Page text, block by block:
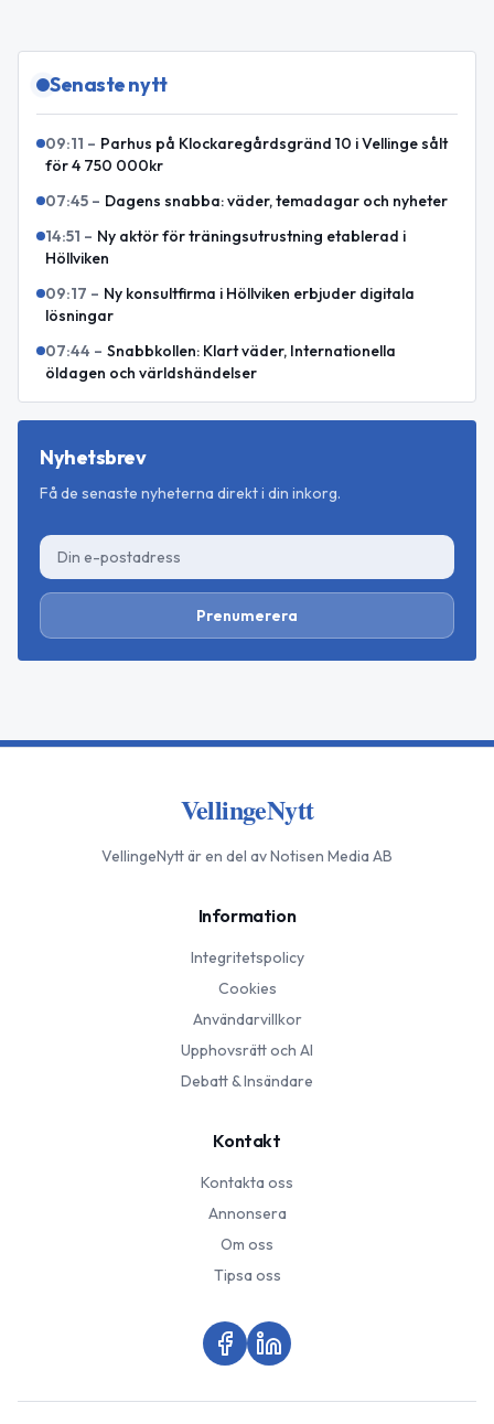
Senaste nytt
09:11 – Parhus på Klockaregårdsgränd 10 i Vellinge sålt
för 4 750 000kr
07:45 – Dagens snabba: väder, temadagar och nyheter
14:51 – Ny aktör för träningsutrustning etablerad i
Höllviken
09:17 – Ny konsultfirma i Höllviken erbjuder digitala
lösningar
07:44 – Snabbkollen: Klart väder, Internationella
öldagen och världshändelser
Nyhetsbrev
Få de senaste nyheterna direkt i din inkorg.
Prenumerera
VellingeNytt
VellingeNyttär en del av Notisen Media AB
Information
Integritetspolicy
Cookies
Användarvillkor
Upphovsrätt och AI
Debatt & Insändare
Kontakt
Kontakta oss
Annonsera
Om oss
Tipsa oss